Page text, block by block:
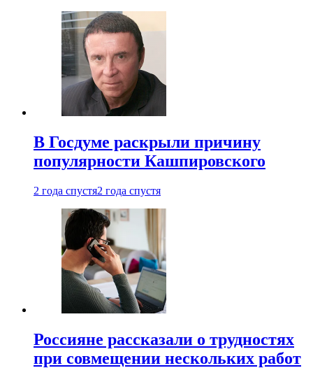
В Госдуме раскрыли причину
популярности Кашпировского
2 года спустя2 года спустя
Россияне рассказали о трудностях
при совмещении нескольких работ